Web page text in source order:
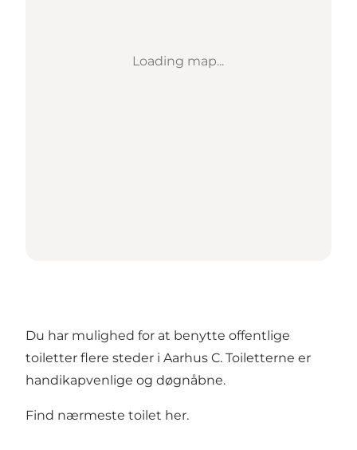
Loading map...
Du har mulighed for at benytte offentlige
toiletter flere steder i Aarhus C. Toiletterne er
handikapvenlige og døgnåbne.
Find nærmeste toilet her.